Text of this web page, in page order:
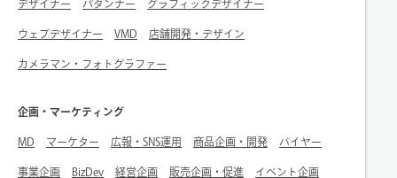
デザイナー パタンナー グラフィックデザイナー
ウェブデザイナー VMD 店舗開発・デザイン
カメラマン・フォトグラファー
企画・マーケティング
MD マーケター 広報・SNS運用 商品企画・開発 バイヤー
事業企画 BizDev 経営企画 販売企画・促進 イベント企画